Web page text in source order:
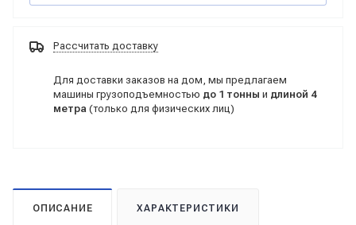
Рассчитать доставку
Для доставки заказов на дом, мы предлагаем
машины грузоподъемностью до 1 тонны и длиной 4
метра (только для физических лиц)
ОПИСАНИЕ ХАРАКТЕРИСТИКИ